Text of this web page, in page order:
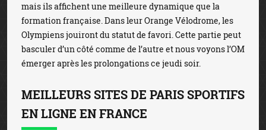
mais ils affichent une meilleure dynamique que la
formation française. Dans leur Orange Vélodrome, les
Olympiens jouiront du statut de favori. Cette partie peut
basculer d’un côté comme de l’autre et nous voyons l’OM
émerger après les prolongations ce jeudi soir.
MEILLEURS SITES DE PARIS SPORTIFS
EN LIGNE EN FRANCE